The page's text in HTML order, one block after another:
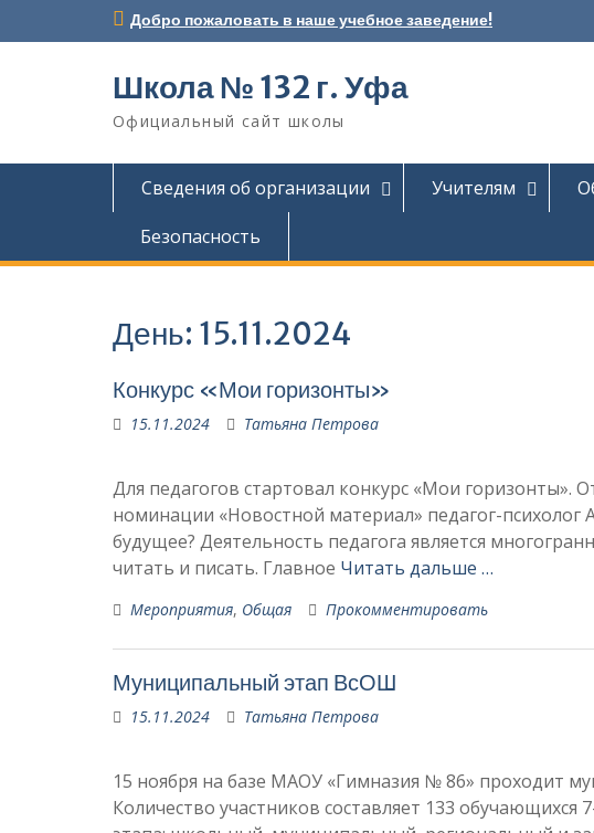
Добро пожаловать в наше учебное заведение!
Школа № 132 г. Уфа
Официальный сайт школы
Сведения об организации Учителям
Безопасность
День: 15.11.2024
Конкурс «Мои горизонты»
15.11.2024 Татьяна Петрова
Для педагогов стартовал конкурс «Мои горизонты».
номинации «Новостной материал» педагог-психолог
будущее? Деятельность педагога является
читать и писать. Главное Читать дальше …
Мероприятия, Общая Прокомментировать
Муниципальный этап ВсОШ
15.11.2024 Татьяна Петрова
15 ноября на базе МАОУ «Гимназия № 86» проходит
Количество участников составляет 133